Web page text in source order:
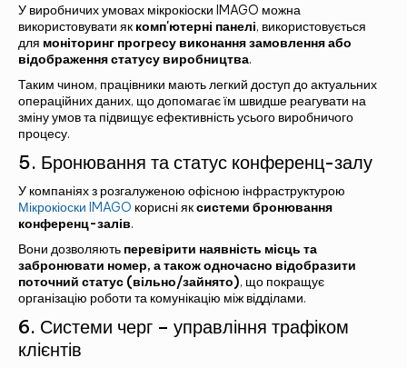
БАЧИТИ
Альтернатива:
У виробничих умовах мікрокіоски IMAGO можна
використовувати як комп'ютерні панелі, використовується
для моніторинг прогресу виконання замовлення або
відображення статусу виробництва.
Таким чином, працівники мають легкий доступ до актуальних
операційних даних, що допомагає їм швидше реагувати на
зміну умов та підвищує ефективність усього виробничого
процесу.
5. Бронювання та статус конференц-залу
У компаніях з розгалуженою офісною інфраструктурою
Мікрокіоски IMAGO корисні яксистеми бронювання
конференц-залів.
Вони дозволяють перевірити наявність місць та
забронювати номер, а також одночасно відобразити
поточний статус (вільно/зайнято), що покращує
організацію роботи та комунікацію між відділами.
6. Системи черг – управління трафіком
клієнтів